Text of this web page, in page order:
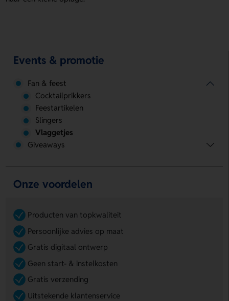
Events & promotie
Fan & feest
Cocktailprikkers
Feestartikelen
Slingers
Vlaggetjes
Giveaways
Onze voordelen
Producten van topkwaliteit
Persoonlijke advies op maat
Gratis digitaal ontwerp
Geen start- & instelkosten
Gratis verzending
Uitstekende klantenservice